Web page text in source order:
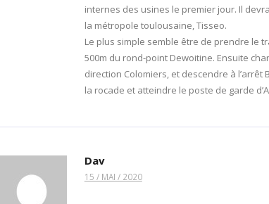
internes des usines le premier jour. Il
la métropole toulousaine, Tisseo.
Le plus simple semble être de prendre le
500m du rond-point Dewoitine. Ensuite
direction Colomiers, et descendre à
la rocade et atteindre le poste de garde
Dav
15 / MAI / 2020